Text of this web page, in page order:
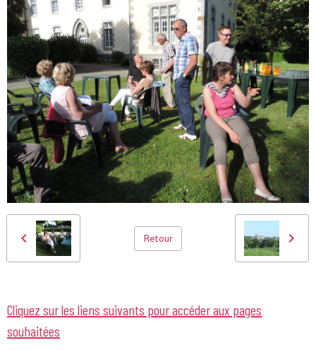
Retour
Cliquez sur les liens suivants pour accéder aux pages
souhaitées